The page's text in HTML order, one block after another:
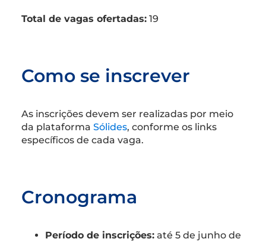
Total de vagas ofertadas: 19
Como se inscrever
As inscrições devem ser realizadas por meio
da plataforma Sólides, conforme os links
específicos de cada vaga.
Cronograma
Período de inscrições: até 5 de junho de